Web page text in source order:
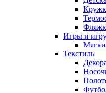
Игры и
Текстиль